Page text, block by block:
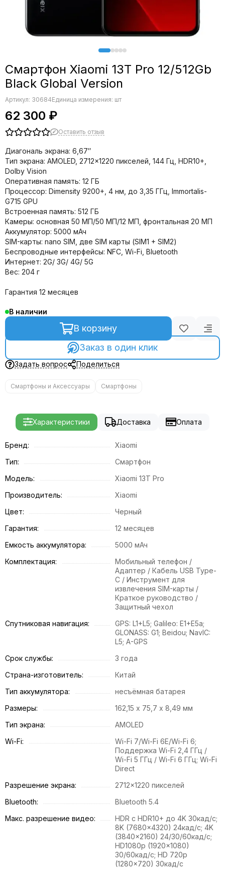
Смартфон Xiaomi 13T Pro 12/512Gb
Black Global Version
Артикул: 30684Единица измерения: шт
62 300 ₽
Оставить отзыв
Диагональ экрана: 6,67″
Тип экрана: AMOLED, 2712×1220 пикселей, 144 Гц, HDR10+,
Dolby Vision
Оперативная память: 12 ГБ
Процессор: Dimensity 9200+, 4 нм, до 3,35 ГГц, Immortalis-
G715 GPU
Встроенная память: 512 ГБ
Камеры: основная 50 МП/50 МП/12 МП, фронтальная 20 МП
Аккумулятор: 5000 мАч
SIM-карты: nano SIM, две SIM карты (SIM1 + SIM2)
Беспроводные интерфейсы: NFC, Wi-Fi, Bluetooth
Интернет: 2G/ 3G/ 4G/ 5G
Вес: 204 г
Гарантия 12 месяцев
В наличии
В корзину
Заказ в один клик
Задать вопрос Поделиться
Смартфоны и Аксессуары Смартфоны
Характеристики Доставка Оплата
Бренд:
Xiaomi
Тип:
Смартфон
Модель:
Xiaomi 13T Pro
Производитель:
Xiaomi
Цвет:
Черный
Гарантия:
12 месяцев
Емкость аккумулятора:
5000 мАч
Комплектация:
Мобильный телефон /
Адаптер / Кабель USB Type-
C / Инструмент для
извлечения SIM-карты /
Краткое руководство /
Защитный чехол
Спутниковая навигация:
GPS: L1+L5; Galileo: E1+E5a;
GLONASS: G1; Beidou; NavIC:
L5; A-GPS
Срок службы:
3 года
Страна-изготовитель:
Китай
Тип аккумулятора:
несъёмная батарея
Размеры:
162,15 х 75,7 х 8,49 мм
Тип экрана:
AMOLED
Wi-Fi:
Wi-Fi 7/Wi-Fi 6E/Wi-Fi 6;
Поддержка Wi-Fi 2,4 ГГц /
Wi-Fi 5 ГГц / Wi-Fi 6 ГГц; Wi-Fi
Direct
Разрешение экрана:
2712×1220 пикселей
Bluetooth:
Bluetooth 5.4
Макс. разрешение видео:
HDR с HDR10+ до 4K 30кад/с;
8K (7680x4320) 24кад/с; 4K
(3840x2160) 24/30/60кад/с;
HD1080p (1920x1080)
30/60кад/с; HD 720p
(1280x720) 30кад/с